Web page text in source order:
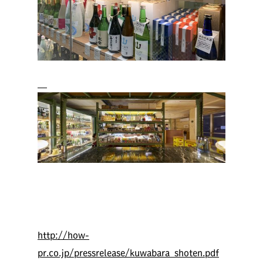
http://how-
pr.co.jp/pressrelease/kuwabara_shoten.pdf